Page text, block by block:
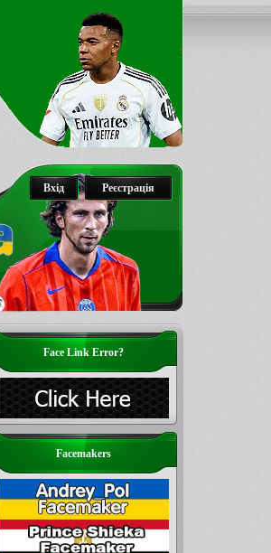
Реєстрація
Вхід
Face Link Error?
Facemakers